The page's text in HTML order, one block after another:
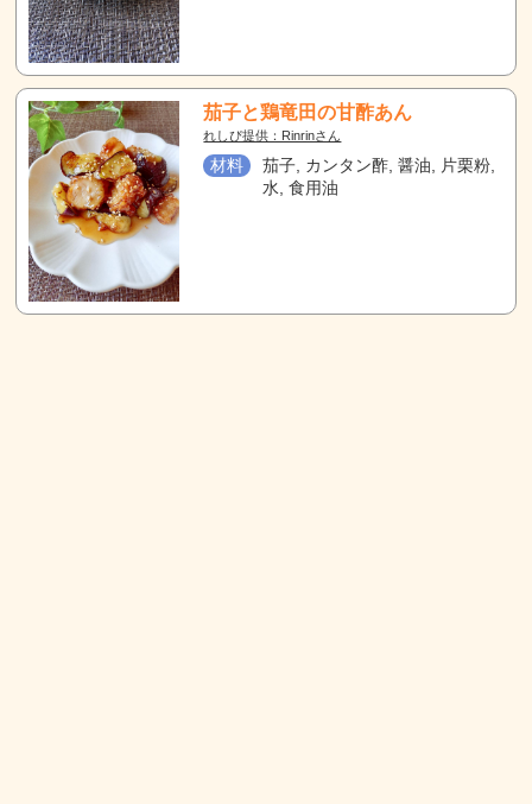
茄子と鶏竜田の甘酢あん
れしぴ提供：Rinrinさん
材料
茄子, カンタン酢, 醤油, 片栗粉,
水, 食用油